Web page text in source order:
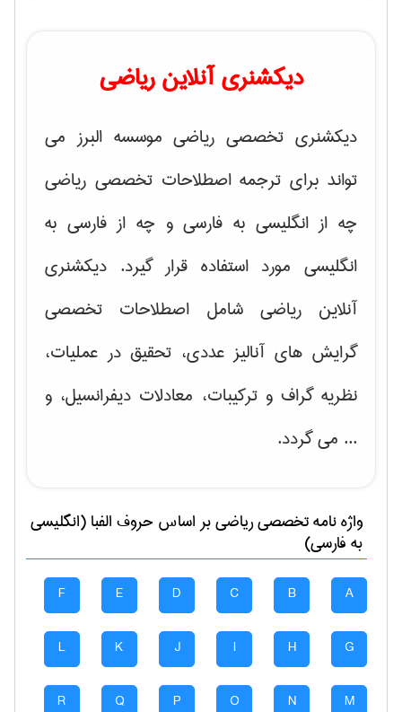
دیکشنری آنلاین ریاضی
دیکشنری تخصصی ریاضی موسسه البرز می
تواند برای ترجمه اصطلاحات تخصصی ریاضی
چه از انگلیسی به فارسی و چه از فارسی به
انگلیسی مورد استفاده قرار گیرد. دیکشنری
آنلاین ریاضی شامل اصطلاحات تخصصی
گرایش های آنالیز عددی، تحقیق در عملیات،
نظریه گراف و تركیبات، معادلات دیفرانسیل، و
... می گردد.
واژه نامه تخصصیرياضیبر اساس حروف الفبا (انگلیسی
به فارسی)
A
B
C
D
E
F
G
H
I
J
K
L
M
N
O
P
Q
R